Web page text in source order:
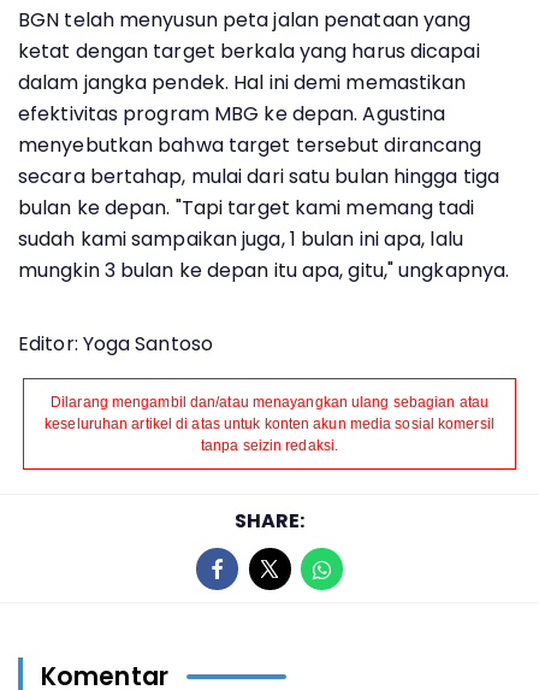
BGN telah menyusun peta jalan penataan yang
ketat dengan target berkala yang harus dicapai
dalam jangka pendek. Hal ini demi memastikan
efektivitas program MBG ke depan. Agustina
menyebutkan bahwa target tersebut dirancang
secara bertahap, mulai dari satu bulan hingga tiga
bulan ke depan. "Tapi target kami memang tadi
sudah kami sampaikan juga, 1 bulan ini apa, lalu
mungkin 3 bulan ke depan itu apa, gitu," ungkapnya.
Editor: Yoga Santoso
Dilarang mengambil dan/atau menayangkan ulang sebagian atau
keseluruhan artikel di atas untuk konten akun media sosial komersil
tanpa seizin redaksi.
SHARE:
Komentar